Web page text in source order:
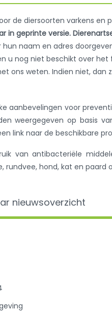
de diersoorten varkens en
in geprinte versie.
naam en adres
u nog niet beschikt over
ons weten. Indien niet, dan
aanbevelingen voor
weergegeven op basis
link naar de beschikbare
van antibacteriële
rundvee, hond, kat en paard
nieuwsoverzicht